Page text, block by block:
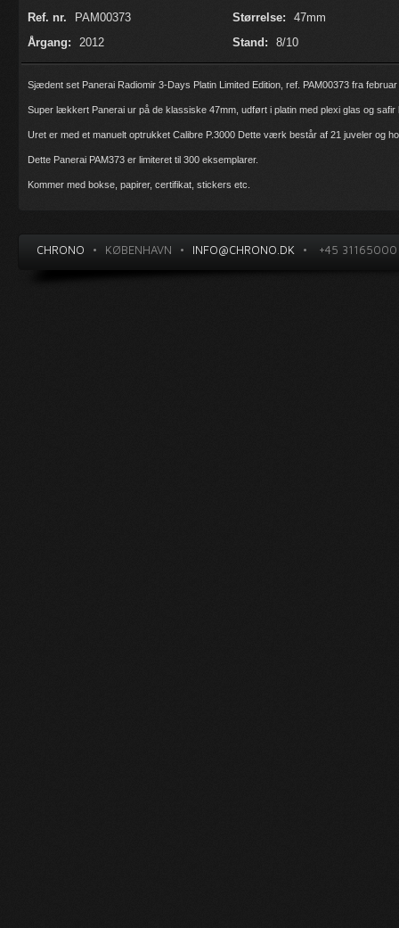
Ref. nr.
PAM00373
Årgang:
2012
Størrelse:
47mm
Stand:
8/10
Sjædent set Panerai Radiomir 3-Days Platin Limited Edition, ref. PAM00373 fra
Super lækkert Panerai ur på de klassiske 47mm, udført i platin med plexi glas og
Uret er med et manuelt optrukket Calibre P.3000 Dette værk består af 21 juveler og
Dette Panerai PAM373 er limiteret til 300 eksemplarer.
Kommer med bokse, papirer, certifikat, stickers etc.
CHRONO • KØBENHAVN • INFO@CHRONO.DK • +45 31165000